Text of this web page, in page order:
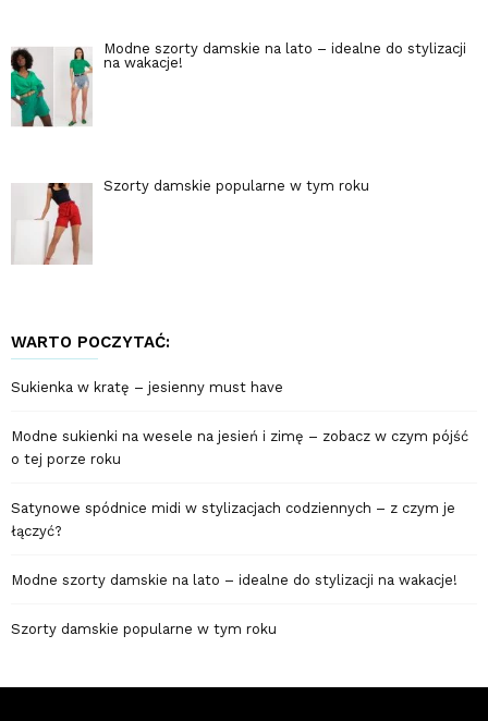
Modne szorty damskie na lato – idealne do stylizacji
na wakacje!
Szorty damskie popularne w tym roku
WARTO POCZYTAĆ:
Sukienka w kratę – jesienny must have
Modne sukienki na wesele na jesień i zimę – zobacz w czym pójść
o tej porze roku
Satynowe spódnice midi w stylizacjach codziennych – z czym je
łączyć?
Modne szorty damskie na lato – idealne do stylizacji na wakacje!
Szorty damskie popularne w tym roku